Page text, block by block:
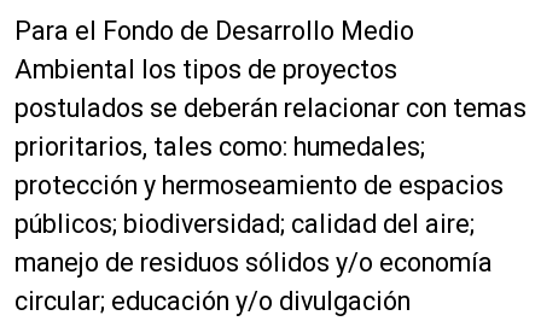
Para el Fondo de Desarrollo Medio
Ambiental los tipos de proyectos
postulados se deberán relacionar con temas
prioritarios, tales como: humedales;
protección y hermoseamiento de espacios
públicos; biodiversidad; calidad del aire;
manejo de residuos sólidos y/o economía
circular; educación y/o divulgación